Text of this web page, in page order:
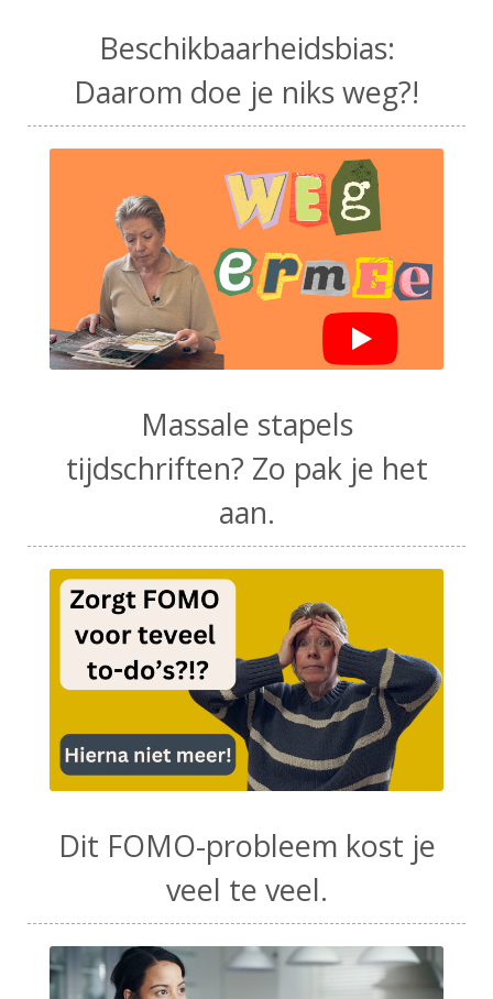
Beschikbaarheidsbias:
Daarom doe je niks weg?!
Massale stapels
tijdschriften? Zo pak je het
aan.
Dit FOMO-probleem kost je
veel te veel.